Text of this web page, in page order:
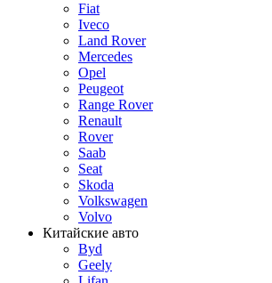
Fiat
Iveco
Land Rover
Mercedes
Opel
Peugeot
Range Rover
Renault
Rover
Saab
Seat
Skoda
Volkswagen
Volvo
Китайские авто
Byd
Geely